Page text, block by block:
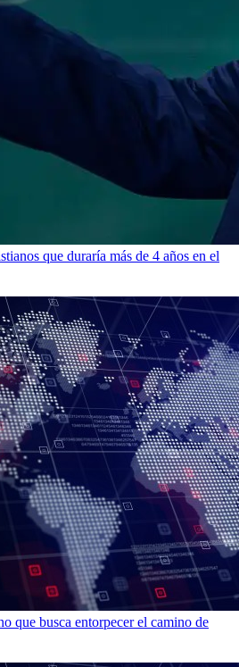
que duraría más de 4 años en el
que busca entorpecer el camino de